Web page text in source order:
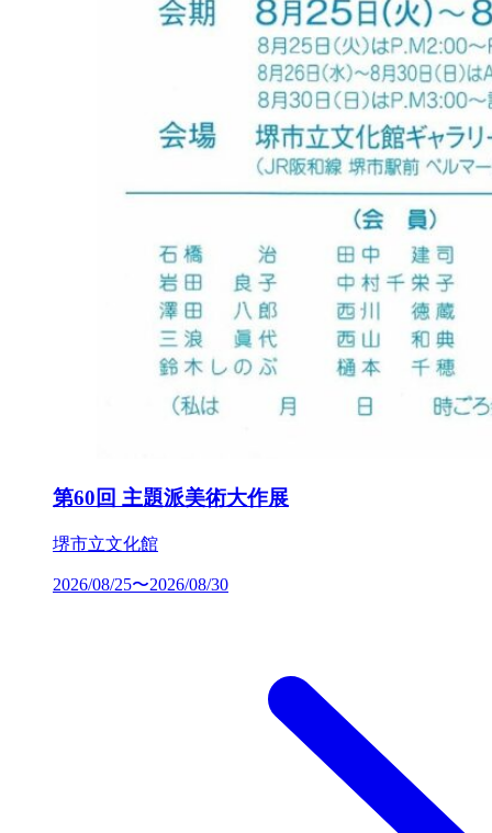
第60回 主題派美術大作展
堺市立文化館
2026/08/25〜2026/08/30